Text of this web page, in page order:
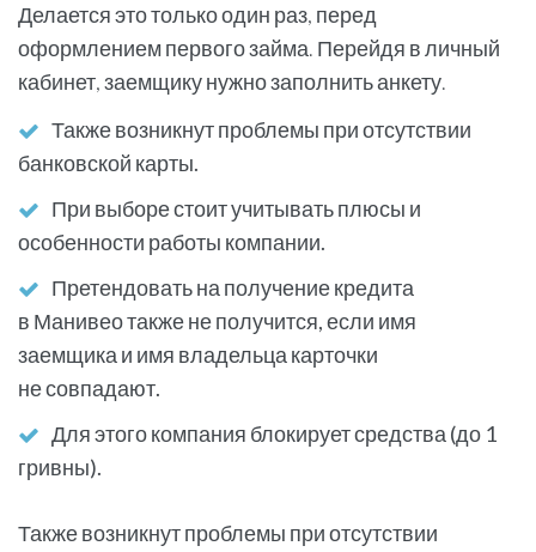
Делается это только один раз, перед
оформлением первого займа. Перейдя в личный
кабинет, заемщику нужно заполнить анкету.
Также возникнут проблемы при отсутствии
банковской карты.
При выборе стоит учитывать плюсы и
особенности работы компании.
Претендовать на получение кредита
в Манивео также не получится, если имя
заемщика и имя владельца карточки
не совпадают.
Для этого компания блокирует средства (до 1
гривны).
Также возникнут проблемы при отсутствии